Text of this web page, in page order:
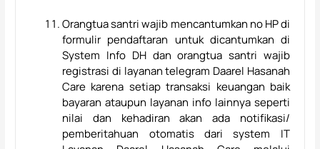
Orangtua santri wajib mencantumkan no HP di
formulir pendaftaran untuk dicantumkan di
System Info DH dan orangtua santri wajib
registrasi di layanan telegram Daarel Hasanah
Care karena setiap transaksi keuangan baik
bayaran ataupun layanan info lainnya seperti
nilai dan kehadiran akan ada notifikasi/
pemberitahuan otomatis dari system IT